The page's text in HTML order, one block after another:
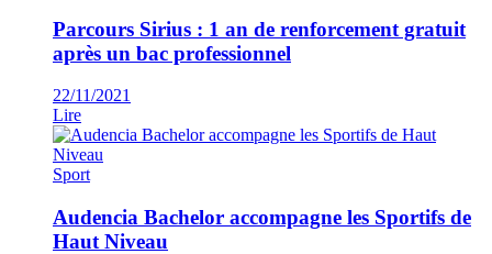
Parcours Sirius : 1 an de renforcement gratuit
après un bac professionnel
22/11/2021
Lire
Sport
Audencia Bachelor accompagne les Sportifs de
Haut Niveau